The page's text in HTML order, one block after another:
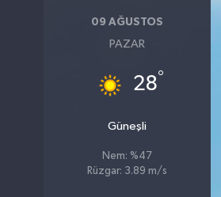
09 AĞUSTOS
PAZAR
28°
Güneşli
Nem: %47
Rüzgar: 3.89 m/s